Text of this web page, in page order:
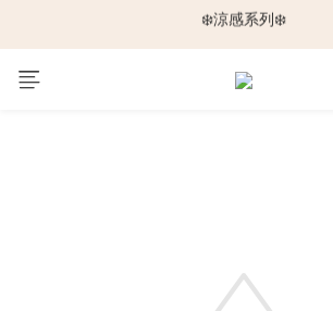
🆕新品上架🆕
❄️涼感系列❄️